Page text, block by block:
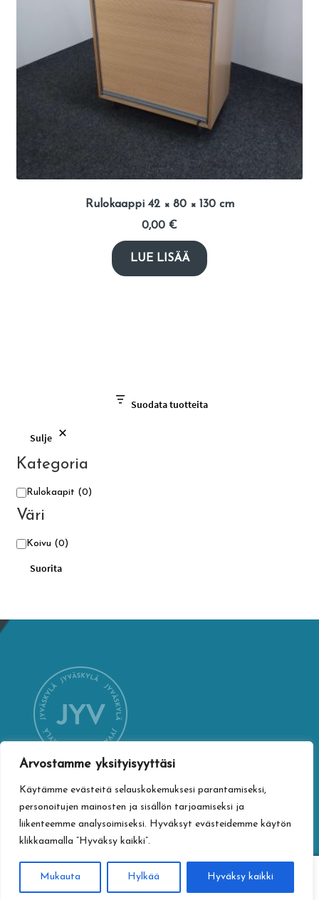
Arvostamme yksityisyyttäsi
Käytämme evästeitä selauskokemuksesi parantamiseksi,
personoitujen mainosten ja sisällön tarjoamiseksi ja
liikenteemme analysoimiseksi. Hyväksyt evästeidemme käytön
klikkaamalla ”Hyväksy kaikki”.
Mukauta Hylkää Hyväksy kaikki
Rulokaappi 42 × 80 × 130 cm
0,00 €
LUE LISÄÄ
Suodata tuotteita
Sulje
Kategoria
Kategoria
Rulokaapit (0)
Väri
VäriKoivu (0)
Suorita
YHTEYSTIEDOT
Jyväskylän kaupungin verkkokauppa
Vapaudenkatu 32
40100 Jyväskylä
jyvaskylan.verkkokauppa@jyvaskyla.fi
Etsi:
Haku
0